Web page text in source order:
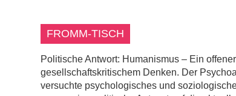
FROMM-TISCH
Politische Antwort: Humanismus – Ein
gesellschaftskritischem Denken. Der
versuchte psychologisches und